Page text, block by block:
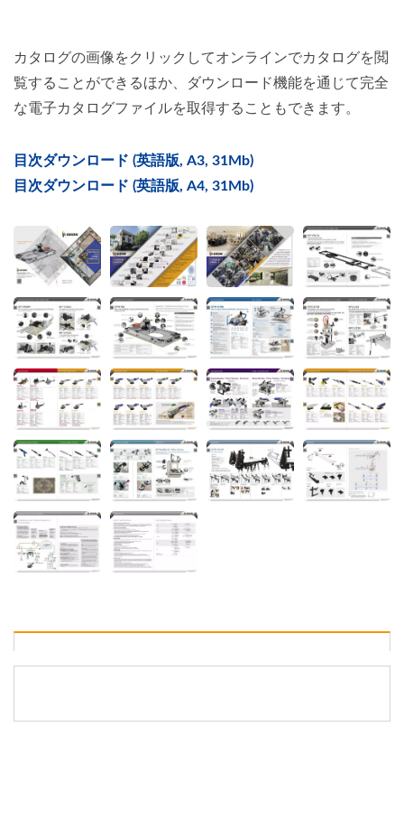
カタログの画像をクリックしてオンラインでカタログを閲
覧することができるほか、ダウンロード機能を通じて完全
な電子カタログファイルを取得することもできます。
目次ダウンロード (英語版, A3, 31Mb)
目次ダウンロード (英語版, A4, 31Mb)